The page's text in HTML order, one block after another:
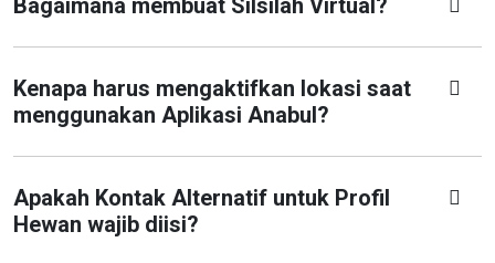
Bagaimana membuat Silsilah Virtual?
Kenapa harus mengaktifkan lokasi saat
menggunakan Aplikasi Anabul?
Apakah Kontak Alternatif untuk Profil
Hewan wajib diisi?